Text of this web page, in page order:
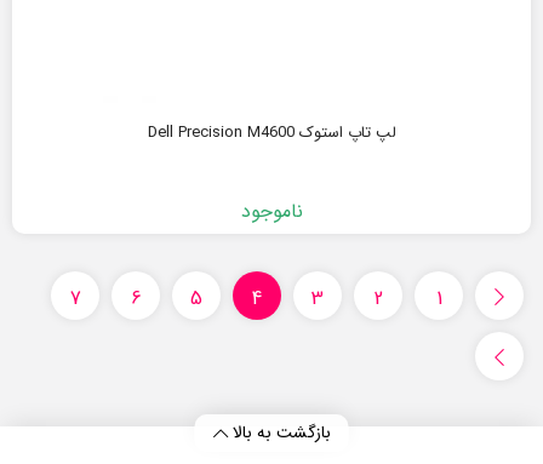
لپ تاپ استوک Dell Precision M4600
ناموجود
1
2
3
4
5
6
7
بازگشت به بالا